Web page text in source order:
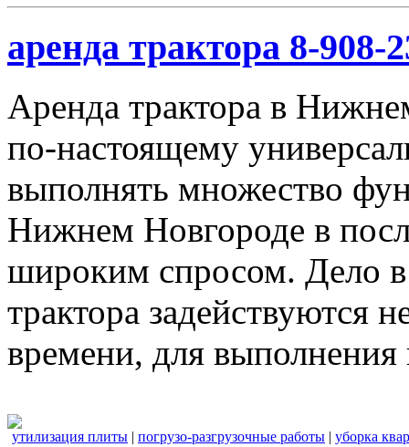
аренда трактора 8-908-
Аренда трактора в
по-настоящему
выполнять множество
Нижнем Новгороде в
широким спросом. Дело
трактора задействуются
времени, для выполнения
утилизация плиты | погрузо-разгрузочные работы | уборка